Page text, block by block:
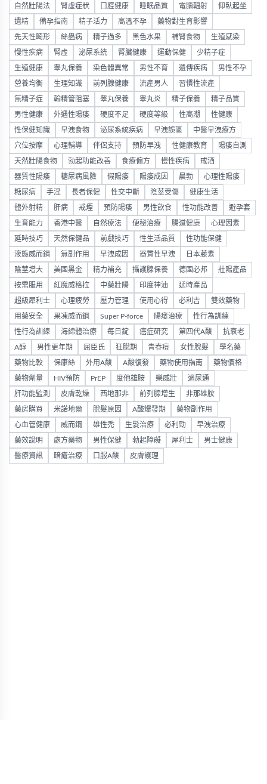
自然壯陽法 腎虛症狀 口腔健康 睡眠品質 電腦輻射 仰臥起坐
遺精 備孕指南 精子活力 高溫不孕 藥物對生育影響
先天性畸形 絲蟲病 精子過多 黑色水果 補腎食物 生殖感染
慢性疾病 腎虛 泌尿系統 腎臟健康 運動保健 少精子症
生殖健康 睾丸保養 染色體異常 男性不育 遺傳疾病 男性不孕
營養均衡 生理知識 前列腺健康 流產男人 習慣性流產
無精子症 輸精管阻塞 睾丸保養 睾丸炎 精子保養 精子品質
男性健康 外遇性陽痿 硬度不足 硬度等級 性高潮 性健康
性保健知識 早洩食物 泌尿系統疾病 早洩誤區 中醫早洩療方
穴位按摩 心理輔導 伴侶支持 預防早洩 性健康教育 陽痿自測
天然壯陽食物 勃起功能改善 食療偏方 慢性疾病 戒酒
器質性陽痿 糖尿病風險 假陽痿 陽痿成因 晨勃 心理性陽痿
糖尿病 手淫 長者保健 性交中斷 陰莖受傷 健康生活
體外射精 肝病 戒煙 預防陽痿 男性飲食 性功能改善 避孕套
生育能力 香港中醫 自然療法 便秘治療 腸道健康 心理因素
延時技巧 天然保健品 前戲技巧 性生活品質 性功能保健
液態威而鋼 無副作用 早洩成因 器質性早洩 日本藤素
陰莖增大 美國黑金 精力補充 攝護腺保養 德國必邦 壯陽產品
按需服用 紅魔威格拉 中藥壯陽 印度神油 延時產品
超級犀利士 心理疲勞 壓力管理 使用心得 必利吉 雙效藥物
用藥安全 果凍威而鋼 Super P-force 陽痿治療 性行為訓練
性行為訓練 海綿體治療 每日錠 癌症研究 第四代A酸 抗衰老
A醇 男性更年期 屈臣氏 狂脫期 青春痘 女性脫髮 學名藥
藥物比較 保康絲 外用A酸 A酸復發 藥物使用指南 藥物價格
藥物劑量 HIV預防 PrEP 度他雄胺 樂威壯 適尿通
肝功能監測 皮膚乾燥 西地那非 前列腺增生 非那雄胺
藥房購買 米諾地爾 脫髮原因 A酸爆發期 藥物副作用
心血管健康 威而鋼 雄性禿 生髮治療 必利勁 早洩治療
藥效說明 處方藥物 男性保健 勃起障礙 犀利士 男士健康
醫療資訊 暗瘡治療 口服A酸 皮膚護理